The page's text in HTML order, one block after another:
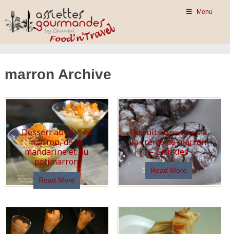
Menu
marron Archive
Dessert autour du
marron, de la
mandarine et du
potimarron
Read More
Biscuits Brownies à
la crème de marron
– Crinkles
Read More